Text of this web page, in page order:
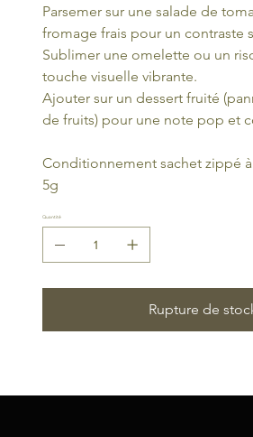
Parsemer sur une salade de
fromage frais pour un contraste
Sublimer une omelette ou un
touche visuelle vibrante.
Ajouter sur un dessert fruité
de fruits) pour une note pop et
Conditionnement sachet zippé
5g
Quantité
Rupture de